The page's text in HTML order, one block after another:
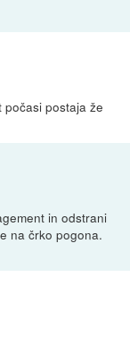
počasi postaja že
in odstrani
na črko pogona.